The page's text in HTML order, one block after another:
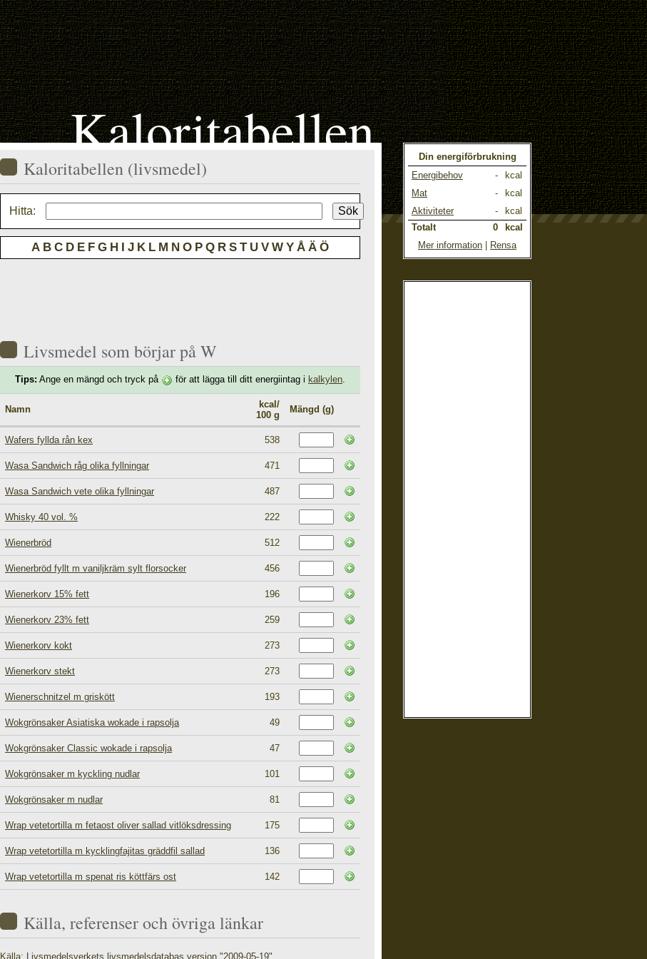
Kaloritabellen
Kaloritabellen (livsmedel)
Hitta:
A B C D E F G H I J K L M N O P Q R S T U V W Y Å Ä Ö
Livsmedel som börjar på W
Tips: Ange en mängd och tryck på för att lägga till ditt energiintag i kalkylen.
Namn
kcal/
100 g
Mängd (g)
Wafers fyllda rån kex 538
Wasa Sandwich råg olika fyllningar 471
Wasa Sandwich vete olika fyllningar 487
Whisky 40 vol. % 222
Wienerbröd 512
Wienerbröd fyllt m vaniljkräm sylt florsocker 456
Wienerkorv 15% fett 196
Wienerkorv 23% fett 259
Wienerkorv kokt 273
Wienerkorv stekt 273
Wienerschnitzel m griskött 193
Wokgrönsaker Asiatiska wokade i rapsolja 49
Wokgrönsaker Classic wokade i rapsolja 47
Wokgrönsaker m kyckling nudlar 101
Wokgrönsaker m nudlar 81
Wrap vetetortilla m fetaost oliver sallad vitlöksdressing 175
Wrap vetetortilla m kycklingfajitas gräddfil sallad 136
Wrap vetetortilla m spenat ris köttfärs ost 142
Källa, referenser och övriga länkar
Källa: Livsmedelsverkets livsmedelsdatabas version "2009-05-19"
Din energiförbrukning
Energibehov
-
kcal
Mat
-
kcal
Aktiviteter
-
kcal
Totalt
0
kcal
Mer information
Rensa